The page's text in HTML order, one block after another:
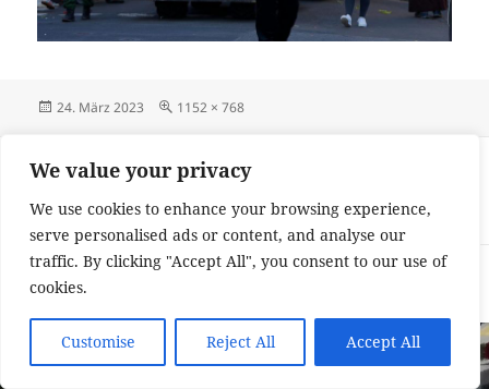
We value your privacy
We use cookies to enhance your browsing experience,
serve personalised ads or content, and analyse our
traffic. By clicking "Accept All", you consent to our use of
cookies.
Customise Reject All Accept All
Veröffentlicht
24. März 2023 Originalgröße
1152 × 768
VERÖFFENTLICHT IN
Fastnachtsdienstag im Zeichen des
Draiser Zugs
Impressum und Datenschutzerklärung
WordPress